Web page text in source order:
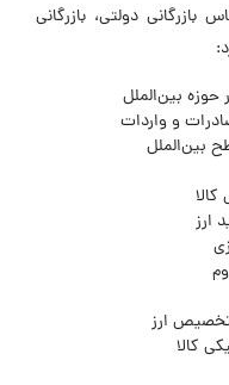
دولتی، بازرگانی
حوزه بین‌الملل
و واردات
بین‌الملل
ارز
تخصیص ارز
کالا